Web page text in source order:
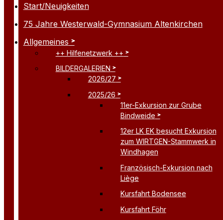
Start/Neuigkeiten
75 Jahre Westerwald-Gymnasium Altenkirchen
Allgemeines
++ Hilfenetzwerk ++
BILDERGALERIEN
2026/27
2025/26
11er-Exkursion zur Grube
Bindweide
12er LK EK besucht Exkursion
zum WIRTGEN-Stammwerk in
Windhagen
Französisch-Exkursion nach
Liège
Kursfahrt Bodensee
Kursfahrt Föhr